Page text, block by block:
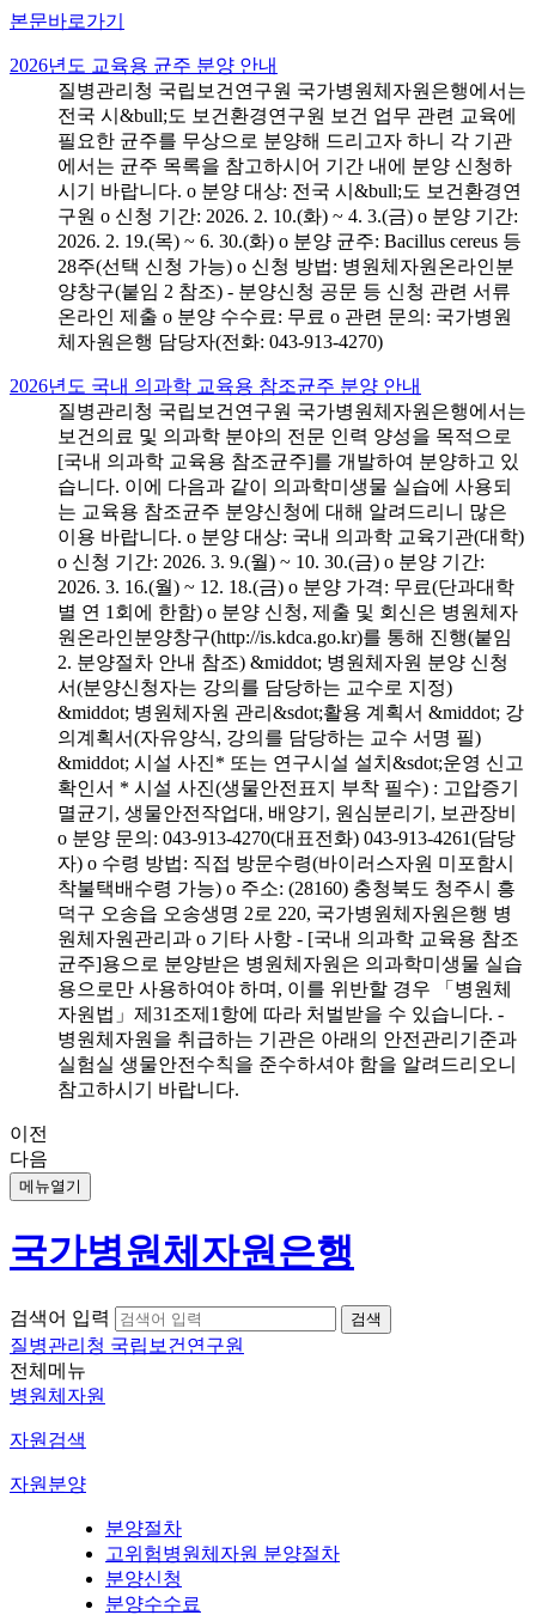
본문바로가기
2026년도 교육용 균주 분양 안내
질병관리청 국립보건연구원 국가병원체자원은행에서는
전국 시&bull;도 보건환경연구원 보건 업무 관련 교육에
필요한 균주를 무상으로 분양해 드리고자 하니 각 기관
에서는 균주 목록을 참고하시어 기간 내에 분양 신청하
시기 바랍니다. o 분양 대상: 전국 시&bull;도 보건환경연
구원 o 신청 기간: 2026. 2. 10.(화) ~ 4. 3.(금) o 분양 기간:
2026. 2. 19.(목) ~ 6. 30.(화) o 분양 균주: Bacillus cereus 등
28주(선택 신청 가능) o 신청 방법: 병원체자원온라인분
양창구(붙임 2 참조) - 분양신청 공문 등 신청 관련 서류
온라인 제출 o 분양 수수료: 무료 o 관련 문의: 국가병원
체자원은행 담당자(전화: 043-913-4270)
2026년도 국내 의과학 교육용 참조균주 분양 안내
질병관리청 국립보건연구원 국가병원체자원은행에서는
보건의료 및 의과학 분야의 전문 인력 양성을 목적으로
[국내 의과학 교육용 참조균주]를 개발하여 분양하고 있
습니다. 이에 다음과 같이 의과학미생물 실습에 사용되
는 교육용 참조균주 분양신청에 대해 알려드리니 많은
이용 바랍니다. o 분양 대상: 국내 의과학 교육기관(대학)
o 신청 기간: 2026. 3. 9.(월) ~ 10. 30.(금) o 분양 기간:
2026. 3. 16.(월) ~ 12. 18.(금) o 분양 가격: 무료(단과대학
별 연 1회에 한함) o 분양 신청, 제출 및 회신은 병원체자
원온라인분양창구(http://is.kdca.go.kr)를 통해 진행(붙임
2. 분양절차 안내 참조) &middot; 병원체자원 분양 신청
서(분양신청자는 강의를 담당하는 교수로 지정)
&middot; 병원체자원 관리&sdot;활용 계획서 &middot; 강
의계획서(자유양식, 강의를 담당하는 교수 서명 필)
&middot; 시설 사진* 또는 연구시설 설치&sdot;운영 신고
확인서 * 시설 사진(생물안전표지 부착 필수) : 고압증기
멸균기, 생물안전작업대, 배양기, 원심분리기, 보관장비
o 분양 문의: 043-913-4270(대표전화) 043-913-4261(담당
자) o 수령 방법: 직접 방문수령(바이러스자원 미포함시
착불택배수령 가능) o 주소: (28160) 충청북도 청주시 흥
덕구 오송읍 오송생명 2로 220, 국가병원체자원은행 병
원체자원관리과 o 기타 사항 - [국내 의과학 교육용 참조
균주]용으로 분양받은 병원체자원은 의과학미생물 실습
용으로만 사용하여야 하며, 이를 위반할 경우 「병원체
자원법」제31조제1항에 따라 처벌받을 수 있습니다. -
병원체자원을 취급하는 기관은 아래의 안전관리기준과
실험실 생물안전수칙을 준수하셔야 함을 알려드리오니
참고하시기 바랍니다.
이전
다음
메뉴열기
국가병원체자원은행
검색어 입력
질병관리청 국립보건연구원
전체메뉴
병원체자원
자원검색
자원분양
분양절차
고위험병원체자원 분양절차
분양신청
분양수수료